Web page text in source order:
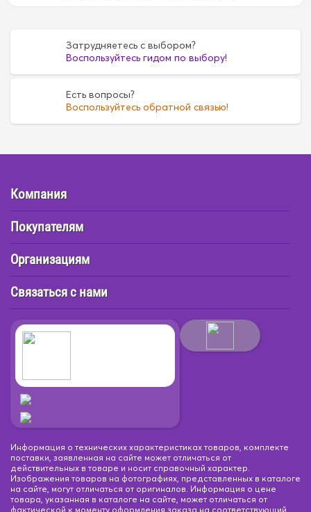
БамбукБамбук Дерево
велюр
Затрудняетесь с выбором?
Воспользуйтесь гидом по выбору!
Есть вопросы?
Воспользуйтесь обратной связью!
Компания
Покупателям
Организациям
Связаться с нами
Информация о технических характеристиках товаров, комплекте
поставки, заявленная на сайте может отличаться от
действительных в товаре и носит справочный характер.
Изображения товаров на фотографиях, представленных в каталоге
на сайте, могут отличаться от оригиналов. Информация о цене
товара, указанная в каталоге на сайте, может отличаться от
фактической к моменту оформления заказа на соответствующий